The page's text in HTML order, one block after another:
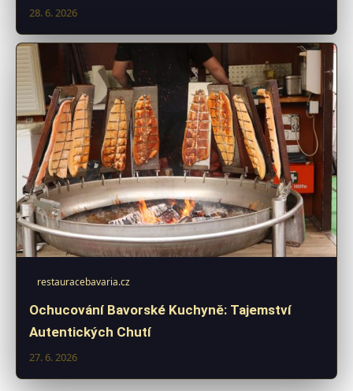
28. 6. 2026
restauracebavaria.cz
Ochucování Bavorské Kuchyně: Tajemství
Autentických Chutí
27. 6. 2026